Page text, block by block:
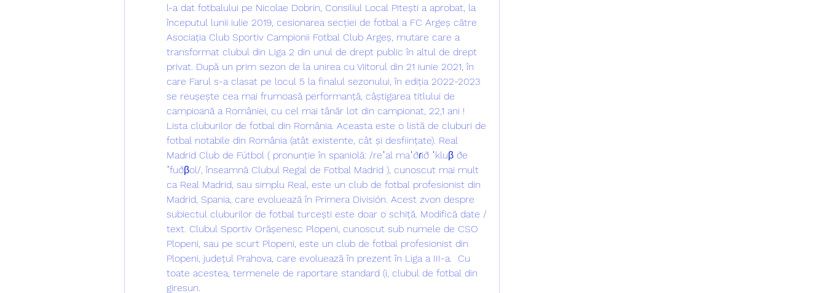
l-a dat fotbalului pe Nicolae Dobrin, Consiliul Local Pitești a aprobat, la
începutul lunii iulie 2019, cesionarea secției de fotbal a FC Argeș către
Asociația Club Sportiv Campionii Fotbal Club Argeș, mutare care a
transformat clubul din Liga 2 din unul de drept public în altul de drept
privat. După un prim sezon de la unirea cu Viitorul din 21 iunie 2021, în
care Farul s-a clasat pe locul 5 la finalul sezonului, în ediția 2022-2023
se reușește cea mai frumoasă performanță, câștigarea titlului de
campioană a României, cu cel mai tânăr lot din campionat, 22,1 ani !
Lista cluburilor de fotbal din România. Aceasta este o listă de cluburi de
fotbal notabile din România (atât existente, cât și desființate). Real
Madrid Club de Fútbol ( pronunție în spaniolă: /reˈal maˈðɾið ˈkluβ ðe
ˈfuðβol/, înseamnă Clubul Regal de Fotbal Madrid ), cunoscut mai mult
ca Real Madrid, sau simplu Real, este un club de fotbal profesionist din
Madrid, Spania, care evoluează în Primera División. Acest zvon despre
subiectul cluburilor de fotbal turcești este doar o schiță. Modifică date /
text. Clubul Sportiv Orășenesc Plopeni, cunoscut sub numele de CSO
Plopeni, sau pe scurt Plopeni, este un club de fotbal profesionist din
Plopeni, județul Prahova, care evoluează în prezent în Liga a III-a.  Cu
toate acestea, termenele de raportare standard (i, clubul de fotbal din
giresun.